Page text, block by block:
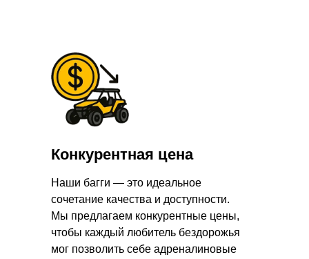
Конкурентная цена
Наши багги — это идеальное
сочетание качества и доступности.
Мы предлагаем конкурентные цены,
чтобы каждый любитель бездорожья
мог позволить себе адреналиновые